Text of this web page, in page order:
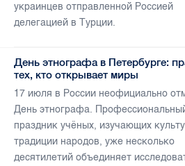
украинцев отправленной Россией
делегацией в Турции.
День этнографа в Петербурге:
тех, кто открывает миры
17 июля в России неофициально
День этнографа.
праздник учёных, изучающих
традиции народов, уже несколько
десятилетий объединяет